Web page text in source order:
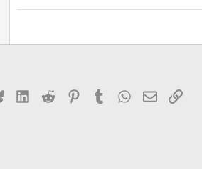
BlueskyLinkedIn
Reddit PinterestTumblr WhatsApp
EmailLink